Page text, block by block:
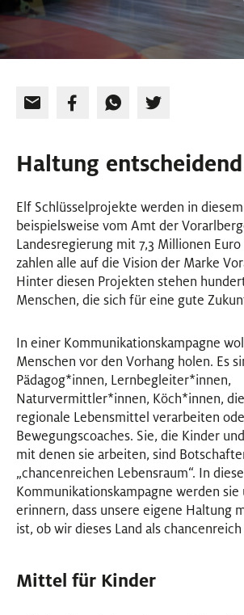
Haltung entscheidend
Elf Schlüsselprojekte werden in diesem
beispielsweise vom Amt der
Landesregierung mit 7,3 Millionen
zahlen alle auf die Vision der Marke
Hinter diesen Projekten stehen
Menschen, die sich für eine gute
In einer Kommunikationskampagne
Menschen vor den Vorhang holen. Es
Pädagog*innenInnen
, Lernbegleiter*innen,
Naturvermittler*innenInnen
, Köch*innen,
regionale Lebensmittel verarbeiten
Bewegungscoaches. Sie, die Kinder
mit denen sie arbeiten, sind
„chancenreichen Lebensraum“. In
Kommunikationskampagne werden sie
erinnern, dass unsere eigene Haltung
ist, ob wir dieses Land als
Mittel für Kinder